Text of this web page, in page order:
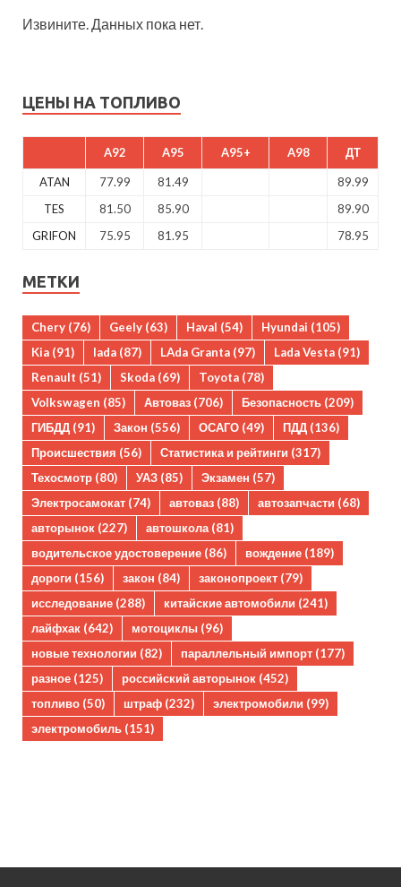
Извините. Данных пока нет.
ЦЕНЫ НА ТОПЛИВО
A92 A95 A95+ A98 ДТ
ATAN 77.99 81.49
89.99
TES
81.50 85.90
89.90
GRIFON
75.95 81.95 78.95
МЕТКИ
Chery (76) Geely (63) Haval (54) Hyundai (105)
Kia (91) lada (87) LAda Granta (97) Lada Vesta (91)
Renault (51) Skoda (69) Toyota (78)
Volkswagen (85) Автоваз (706) Безопасность (209)
ГИБДД (91) Закон (556) ОСАГО (49) ПДД (136)
Происшествия (56) Статистика и рейтинги (317)
Техосмотр (80) УАЗ (85) Экзамен (57)
Электросамокат (74) автоваз (88) автозапчасти (68)
авторынок (227) автошкола (81)
водительское удостоверение (86) вождение (189)
дороги (156) закон (84) законопроект (79)
исследование (288) китайские автомобили (241)
лайфхак (642) мотоциклы (96)
новые технологии (82) параллельный импорт (177)
разное (125) российский авторынок (452)
топливо (50) штраф (232) электромобили (99)
электромобиль (151)